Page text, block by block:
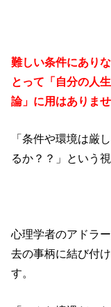
難しい条件にあり
とって「自分の人
論」に用はありませ
「条件や環境は厳
るか？？」という
心理学者のアドラ
去の事柄に結び付
す。